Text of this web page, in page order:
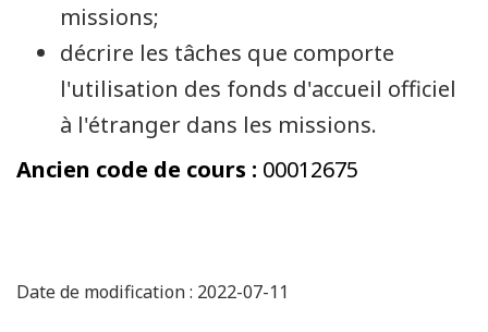
missions;
décrire les tâches que comporte
l'utilisation des fonds d'accueil officiel
à l'étranger dans les missions.
Ancien code de cours : 00012675
Date de modification : 2022-07-11